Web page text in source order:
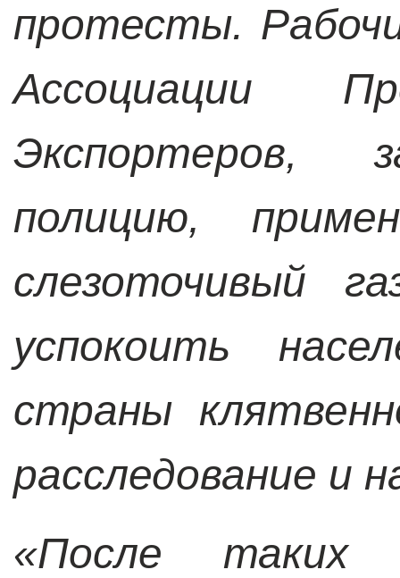
протесты.
Ассоциации
Экспортеров,
полицию,
слезоточивый
успокоить
страны
расследование и
«После таких